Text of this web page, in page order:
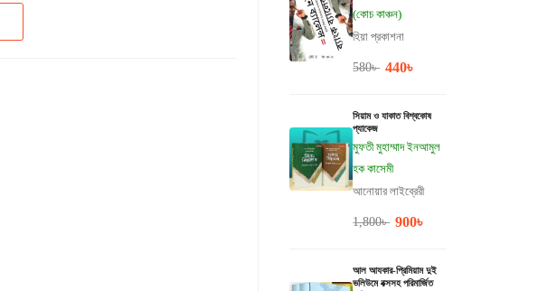
(কোচ কাঞ্চন)
হিয়া প্রকাশনা
580৳ 440৳
সিয়াম ও যাকাত বিশ্বকোষ
প্যাকেজ
মুফতী মুহাম্মাদ ইনআমুল
হক কাসেমী
আনোয়ার লাইব্রেরী
1,800৳ 900৳
আল আযকার-প্রিমিয়াম দুই
ভলিউমে বক্সসহ পরিমার্জিত